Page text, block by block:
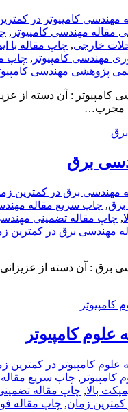
مهندسی کامپیوتر در
مقاله مهندسی کامپیوتر ,
خارجی, چاپ مقاله با
مهندسی کامپیوتر , چاپ
پژوهشی مهندسی
کامپیوتر : آن دسته از
مجرب…
برق
مهندسی برق در کمترین
برق, چاپ سریع مقاله
, چاپ مقاله تضمینی
مهندسی برق در کمترین
برق : آن دسته از
کامپیوتر
علوم کامپیوتر در کمترین
, چاپ سریع مقاله
بالا, چاپ مقاله
کمترین زمان, چاپ مقاله